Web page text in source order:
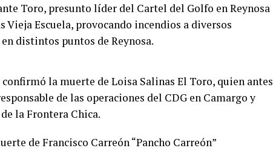
Toro, presunto líder del Cartel del Golfo en Reynosa
Vieja Escuela, provocando incendios a diversos
distintos puntos de Reynosa.
la muerte de Loisa Salinas El Toro, quien antes
de las operaciones del CDG en Camargo y
la Frontera Chica.
de Francisco Carreón “Pancho Carreón”